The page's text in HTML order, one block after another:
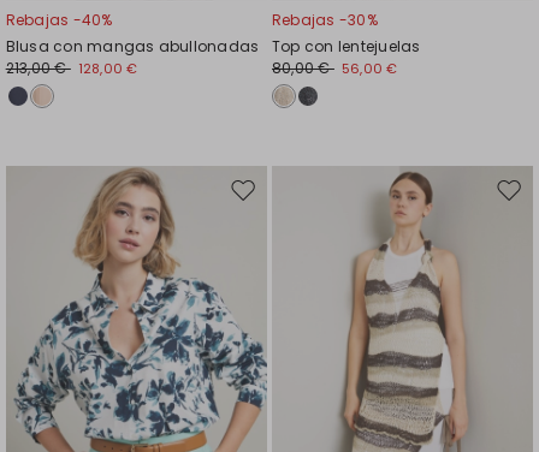
Rebajas -40%
Blusa con mangas abullonadas
213,00 € 128,00 €
Rebajas -30%
Top con lentejuelas
80,00 € 56,00 €
Mover